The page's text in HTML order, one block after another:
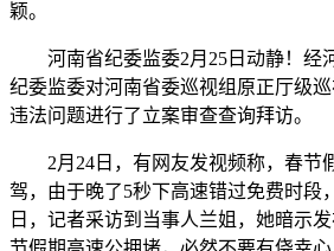
颖。
河南省纪委监委2月25日动静！经
纪委监委对河南省委巡视组原正厅级
违法问题进行了立案审查查询拜访。
2月24日，有网友发视频称，春节
驾，由于晚了5秒下高速错过免费时段
日，记者采访到当事人兰姐，她暗示